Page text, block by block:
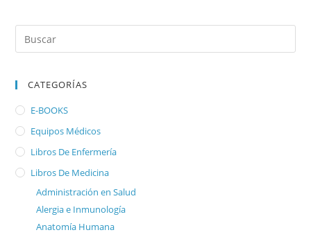
CATEGORÍAS
E-BOOKS
Equipos Médicos
Libros De Enfermería
Libros De Medicina
Administración en Salud
Alergia e Inmunología
Anatomía Humana